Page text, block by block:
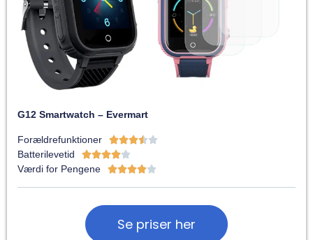
G12 Smartwatch – Evermart
Forældrefunktioner 
Batterilevetid 
Værdi for Pengene 
Se priser her